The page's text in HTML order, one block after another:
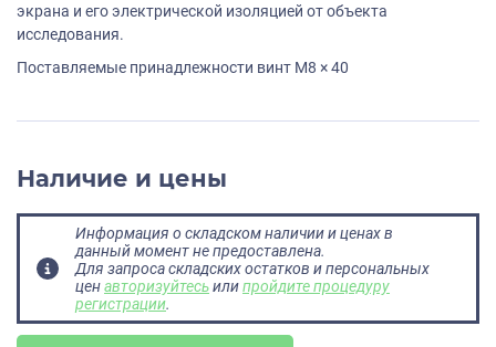
экрана и его электрической изоляцией от объекта
исследования.
Поставляемые принадлежности винт M8 × 40
Наличие и цены
Информация о складском наличии и ценах в
данный момент не предоставлена.
Для запроса складских остатков и персональных
ценавторизуйтесьилипройдите процедуру
регистрации.